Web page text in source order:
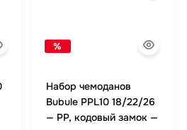
%
Набор чемоданов
Bubule PPL10 18/22/26
— PP, кодовый замок —